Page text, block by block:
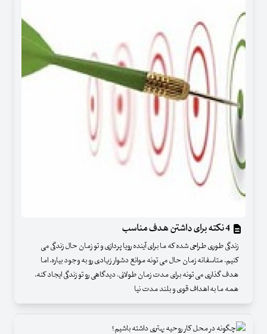
زندگی طوری طراحی شده که ما برای آینده رویا پردازی و تو زمان حال زندگی می
کنیم. متاسفانه زمان حال می تونه موانع دشوار زیادی رو به وجود بیاره. اما
هدف گذاری می تونه برای مدت زمان طولانی، دیدگاهی رو تو زندگی ایجاد کنه.
همه ما به اهداف قوی و بلند مدت نیا